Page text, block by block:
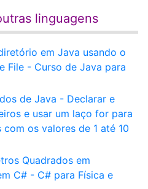
linguagens
em Java usando o
File - Curso de Java para
de Java - Declarar e
e usar um laço for para
os valores de 1 até 10
Quadrados em
C# - C# para Física e